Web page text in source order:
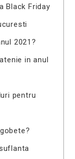
Black Friday
2021?
in anul
pentru